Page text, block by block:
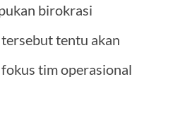
birokrasi
tentu akan
tim operasional